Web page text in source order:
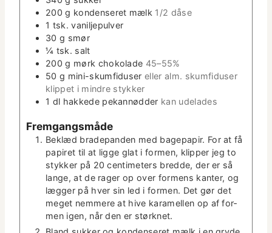
200 g kon­denseret mælk 1/2 dåse
1 tsk. vanil­jepul­ver
30 g smør
¼ tsk. salt
200 g mørk choko­lade 45–55%
50 g mini-skum­fiduser eller alm. skum­fiduser
klip­pet i min­dre stykker
1 dl hakkede pekan­nød­der kan ude­lades
Frem­gangsmåde
Bek­læd brade­pan­den med bagepa­pir. For at få
papiret til at ligge glat i for­men, klip­per jeg to
stykker på 20 cen­time­ters bred­de, der er så
lange, at de rager op over for­mens kan­ter, og
læg­ger på hver sin led i for­men. Det gør det
meget nem­mere at hive karamellen op af for­
men igen, når den er størknet.